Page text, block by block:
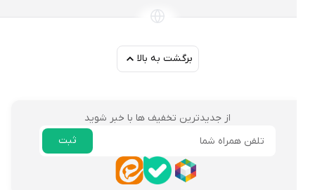
برگشت به بالا
از جدیدترین تخفیف ها با خبر شوید